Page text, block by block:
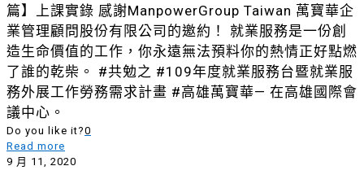
篇】上課實錄 感謝ManpowerGroup Taiwan 萬寶華企
業管理顧問股份有限公司的邀約！ 就業服務是一份創
造生命價值的工作，你永遠無法預料你的熱情正好點燃
了誰的乾柴。 #共勉之 #109年度就業服務台暨就業服
務外展工作勞務需求計畫 #高雄萬寶華— 在高雄國際會
議中心。
Do you like it?0
Read more
9 月 11, 2020